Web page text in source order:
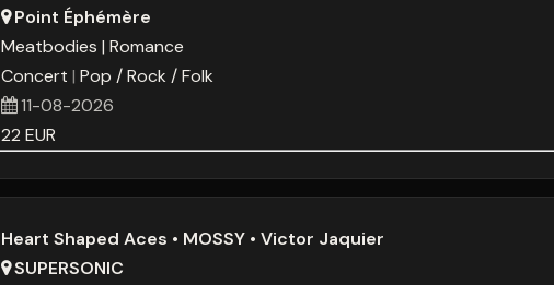
Point Éphémère
Meatbodies Romance
Concert Pop / Rock / Folk
11-08-2026
22 EUR
Heart Shaped Aces • MOSSY • Victor Jaquier
SUPERSONIC